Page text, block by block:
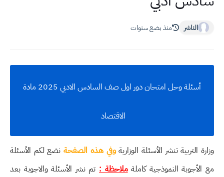
الناشر منذ بضع سنوات
أسئلة وحل امتحان دور اول صف السادس الادبي 2025 مادة
الاقتصاد
وزارة التربية تنشر الأسئلة الوزاريةوفي هذه الصفحة نضع لكم الأسئلة
مع الأجوبة النموذجية كاملةملاحظة : تم نشر الأسئلة والاجوبة بعد